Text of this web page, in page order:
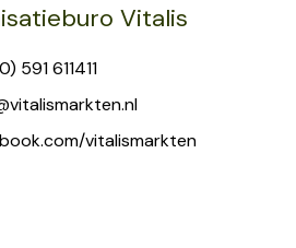
Vitalis
591 611411
vitalismarkten